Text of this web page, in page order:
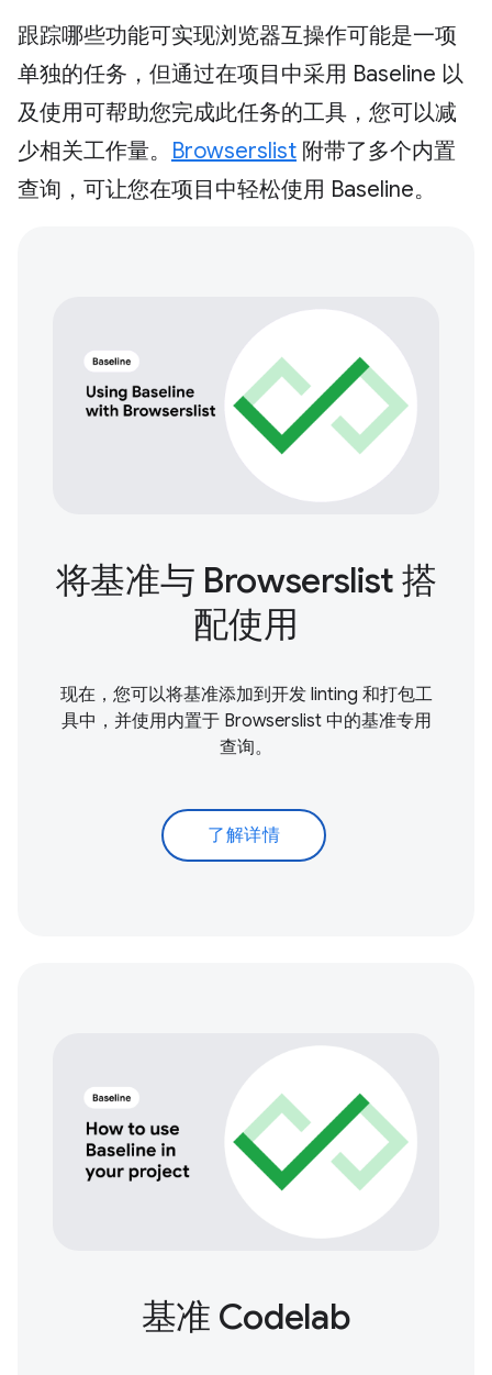
跟踪哪些功能可实现浏览器互操作可能是一项
单独的任务，但通过在项目中采用 Baseline 以
及使用可帮助您完成此任务的工具，您可以减
少相关工作量。 Browserslist 附带了多个内置
查询，可让您在项目中轻松使用 Baseline。
将基准与 Browserslist 搭
配使用
现在，您可以将基准添加到开发 linting 和打包工
具中，并使用内置于 Browserslist 中的基准专用
查询。
了解详情
基准 Codelab